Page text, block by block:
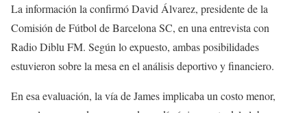
La información la confirmó David Álvarez, presidente de la
Comisión de Fútbol de Barcelona SC, en una entrevista con
Radio Diblu FM. Según lo expuesto, ambas posibilidades
estuvieron sobre la mesa en el análisis deportivo y financiero.
En esa evaluación, la vía de James implicaba un costo menor,